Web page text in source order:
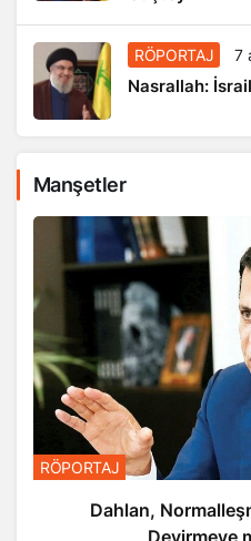
RÖPORTAJ 7
Nasrallah:
Manşetler
RÖPORTAJ
Dahlan,
Devirmeye